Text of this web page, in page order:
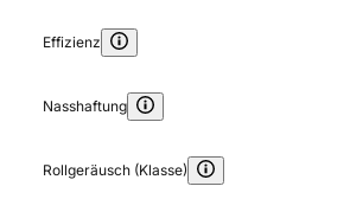
Effizienz
Nasshaftung
Rollgeräusch (Klasse)